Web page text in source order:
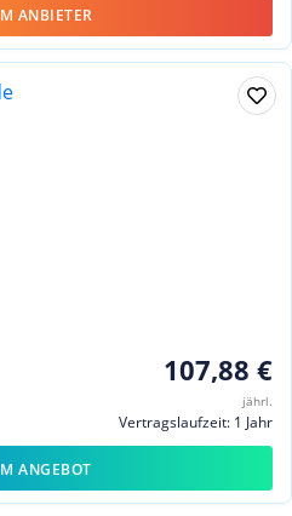
ANBIETER
107,88 €
jährl.
Vertragslaufzeit: 1 Jahr
ANGEBOT